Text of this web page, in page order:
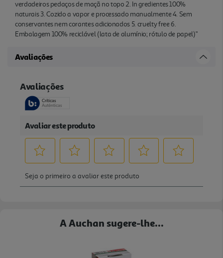
verdadeiros pedaços de maçã no topo 2. In gredientes 100%
naturais 3. Cozido a vapor e processado manualmente 4. Sem
conservantes nem corantes adicionados 5. cruelty free 6.
Embalagem 100% reciclável (lata de alumínio; rótulo de papel)"
Avaliações
A Auchan sugere-lhe...